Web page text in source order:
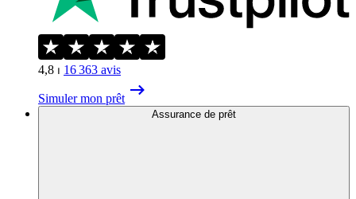
4,8 ⏐ 16 363 avis
Simuler mon prêt
Assurance de prêt